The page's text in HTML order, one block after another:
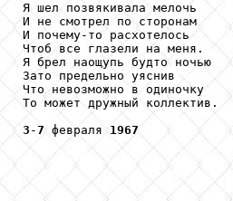
Я шел позвякивала мелочь
И не смотрел по сторонам
И почему-то расхотелось
Чтоб все глазели на меня.
Я брел наощупь будто ночью
Зато предельно уяснив
Что невозможно в одиночку
То может дружный коллектив.
3 -7 февраля 1967